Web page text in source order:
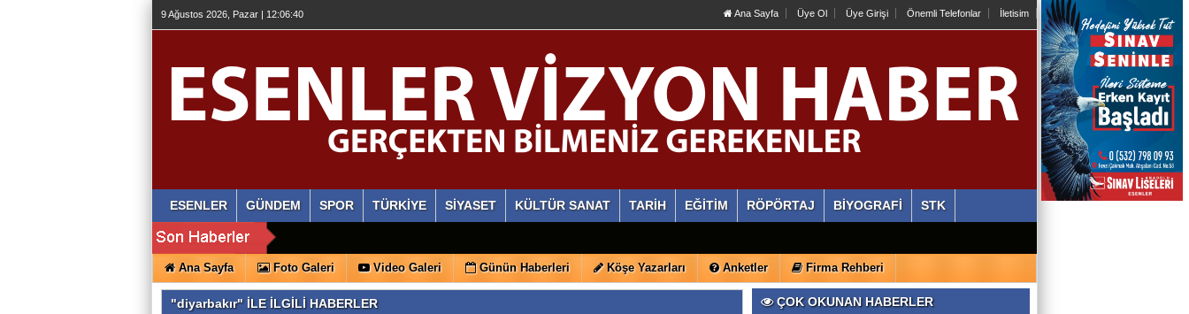
9 Ağustos 2026, Pazar | 12:06:41 Ana Sayfa Üye Ol Üye Girişi Önemli Telefonlar İletisim
ESENLER GÜNDEM SPOR TÜRKİYE SİYASET KÜLTÜR SANAT TARİH EĞİTİM RÖPÖRTAJ BİYOGRAFİ STK
Ana Sayfa Foto Galeri Video Galeri Günün Haberleri Köşe Yazarları Anketler Firma Rehberi
"diyarbakır" İLE İLGİLİ HABERLER ÇOK OKUNAN HABERLER